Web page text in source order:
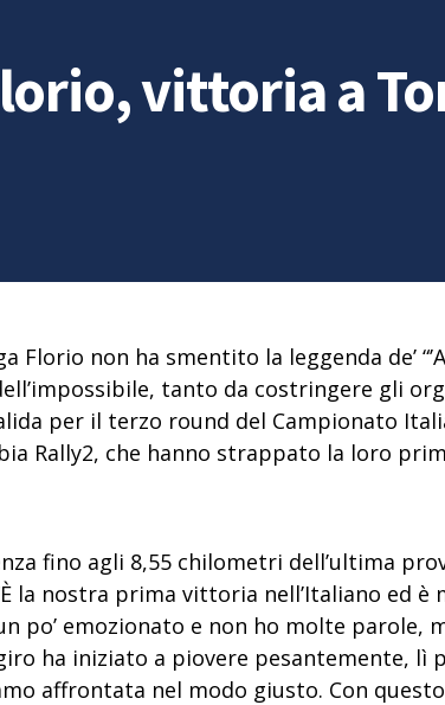
vittoria a
Florio non ha smentito la leggenda de’
tanto da costringere gli
per il terzo round del Campionato
Rally2, che hanno strappato la loro
fino agli 8,55 chilometri dell’ultima
È la nostra prima vittoria nell’Italiano ed è
po’ emozionato e non ho molte parole,
ha iniziato a piovere pesantemente, lì
affrontata nel modo giusto. Con